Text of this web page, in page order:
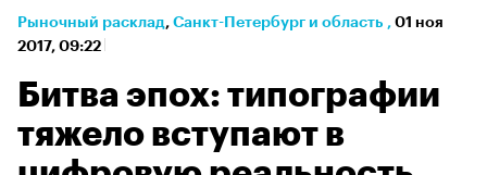
Рыночный расклад⁠, Санкт-Петербург и область , 01 ноя
2017, 09:22
Битва эпох: типографии
тяжело вступают в